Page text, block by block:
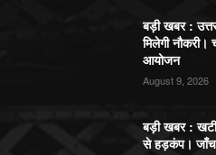
बड़ी खबर :
मिलेगी नौकरी।
आयोजन
August 9, 2026
बड़ी खबर :
से हड़कंप।